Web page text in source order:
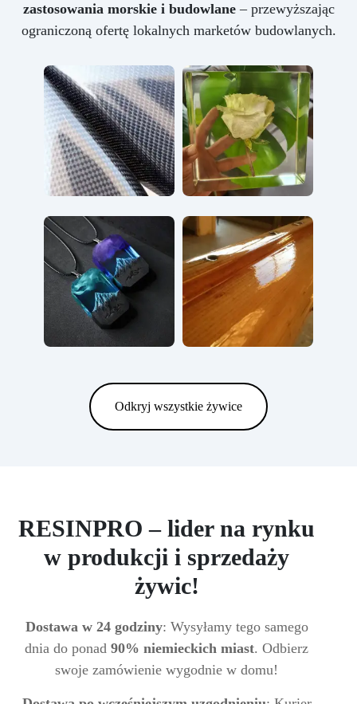
zastosowania morskie i budowlane– przewyższając
ograniczoną ofertę lokalnych marketów budowlanych.
Odkryj wszystkie żywice
RESINPRO – lider na rynku
w produkcji i sprzedaży
żywic!
Dostawa w 24 godziny: Wysyłamy tego samego
dnia do ponad 90% niemieckich miast. Odbierz
swoje zamówienie wygodnie w domu!